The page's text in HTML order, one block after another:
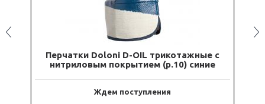
Перчатки Doloni D-OIL трикотажные с
нитриловым покрытием (р.10) синие
Ждем поступления